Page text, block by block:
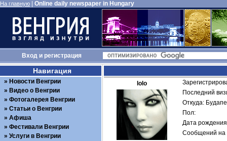
На главную Online daily newspaper in Hungary
Входи регистрация
lolo
Последний
Откуда:
Пол:
Дата
Сообщений на
Навигация
Новости Венгрии
Видео о Венгрии
Фотогалерея Венгрии
Статьи о Венгрии
Афиша
Фестивали Венгрии
Услуги в Венгрии